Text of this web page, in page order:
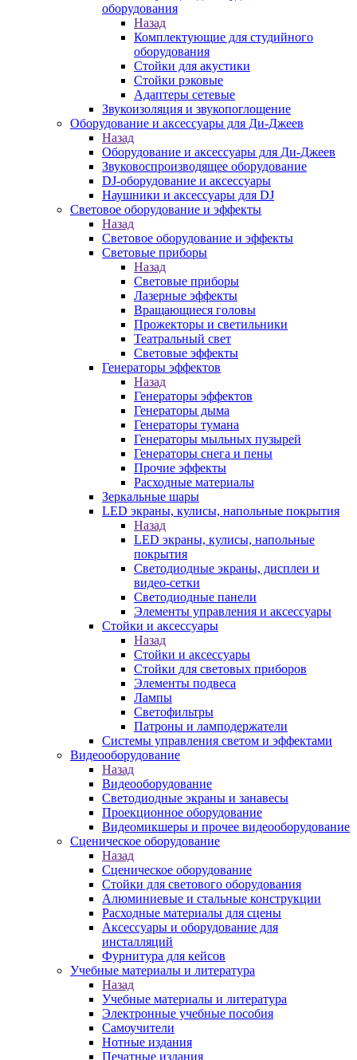
оборудования
Назад
Комплектующие для студийного
оборудования
Стойки для акустики
Стойки рэковые
Адаптеры сетевые
Звукоизоляция и звукопоглощение
Оборудование и аксессуары для Ди-Джеев
Назад
Оборудование и аксессуары для Ди-Джеев
Звуковоспроизводящее оборудование
DJ-оборудование и аксессуары
Наушники и аксессуары для DJ
Световое оборудование и эффекты
Назад
Световое оборудование и эффекты
Световые приборы
Назад
Световые приборы
Лазерные эффекты
Вращающиеся головы
Прожекторы и светильники
Театральный свет
Световые эффекты
Генераторы эффектов
Назад
Генераторы эффектов
Генераторы дыма
Генераторы тумана
Генераторы мыльных пузырей
Генераторы снега и пены
Прочие эффекты
Расходные материалы
Зеркальные шары
LED экраны, кулисы, напольные покрытия
Назад
LED экраны, кулисы, напольные
покрытия
Светодиодные экраны, дисплеи и
видео-сетки
Светодиодные панели
Элементы управления и аксессуары
Стойки и аксессуары
Назад
Стойки и аксессуары
Стойки для световых приборов
Элементы подвеса
Лампы
Светофильтры
Патроны и ламподержатели
Системы управления светом и эффектами
Видеооборудование
Назад
Видеооборудование
Светодиодные экраны и занавесы
Проекционное оборудование
Видеомикшеры и прочее видеооборудование
Сценическое оборудование
Назад
Сценическое оборудование
Стойки для светового оборудования
Алюминиевые и стальные конструкции
Расходные материалы для сцены
Аксессуары и оборудование для
инсталляций
Фурнитура для кейсов
Учебные материалы и литература
Назад
Учебные материалы и литература
Электронные учебные пособия
Самоучители
Нотные издания
Печатные издания